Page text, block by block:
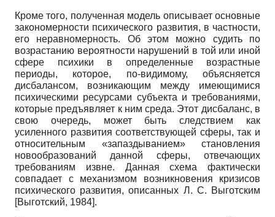
Кроме того, полученная модель описывает основные
закономерности психического развития, в частности,
его неравномерность. Об этом можно судить по
возрастанию вероятности нарушений в той или иной
сфере психики в определенные возрастные
периоды, которое, по-видимому, объясняется
дисбалансом, возникающим между имеющимися
психическими ресурсами субъекта и требованиями,
которые предъявляет к ним среда. Этот дисбаланс, в
свою очередь, может быть следствием как
усиленного развития соответствующей сферы, так и
относительным «запаздыванием» становления
новообразований данной сферы, отвечающих
требованиям извне. Данная схема фактически
совпадает с механизмом возникновения кризисов
психического развития, описанных Л. С. Выготским
[Выготский, 1984].